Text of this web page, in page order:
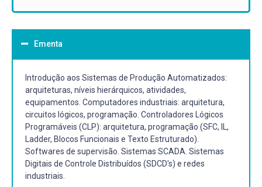
Ementa
Introdução aos Sistemas de Produção Automatizados:
arquiteturas, níveis hierárquicos, atividades,
equipamentos. Computadores industriais: arquitetura,
circuitos lógicos, programação. Controladores Lógicos
Programáveis (CLP): arquitetura, programação (SFC, IL,
Ladder, Blocos Funcionais e Texto Estruturado).
Softwares de supervisão. Sistemas SCADA. Sistemas
Digitais de Controle Distribuídos (SDCD's) e redes
industriais.